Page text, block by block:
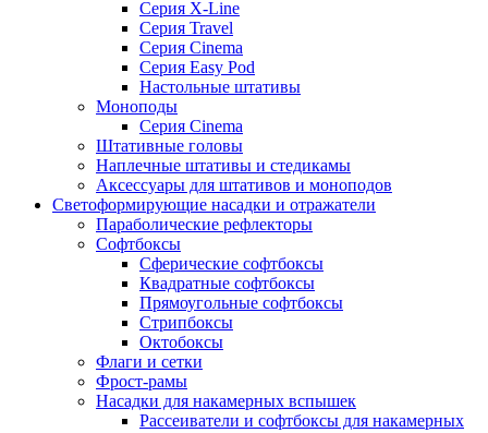
Серия X-Line
Серия Travel
Серия Cinema
Серия Easy Pod
Настольные штативы
Моноподы
Серия Cinema
Штативные головы
Наплечные штативы и стедикамы
Аксессуары для штативов и моноподов
Светоформирующие насадки и отражатели
Параболические рефлекторы
Софтбоксы
Сферические софтбоксы
Квадратные софтбоксы
Прямоугольные софтбоксы
Стрипбоксы
Октобоксы
Флаги и сетки
Фрост-рамы
Насадки для накамерных вспышек
Рассеиватели и софтбоксы для накамерных